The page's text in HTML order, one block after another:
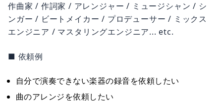
作曲家 / 作詞家 / アレンジャー / ミュージシャン / シ
ンガー / ビートメイカー / プロデューサー / ミックス
エンジニア / マスタリングエンジニア... etc.
■ 依頼例
自分で演奏できない楽器の録音を依頼したい
曲のアレンジを依頼したい